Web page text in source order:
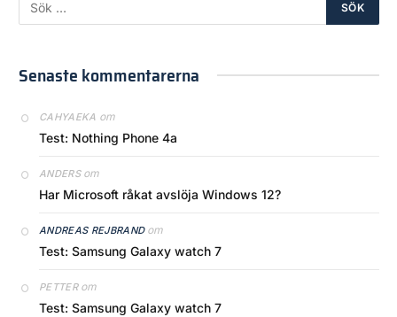
Senaste kommentarerna
CAHYAEKA om
Test: Nothing Phone 4a
ANDERSom
Har Microsoft råkat avslöja Windows 12?
ANDREAS REJBRANDom
Test: Samsung Galaxy watch 7
PETTERom
Test: Samsung Galaxy watch 7